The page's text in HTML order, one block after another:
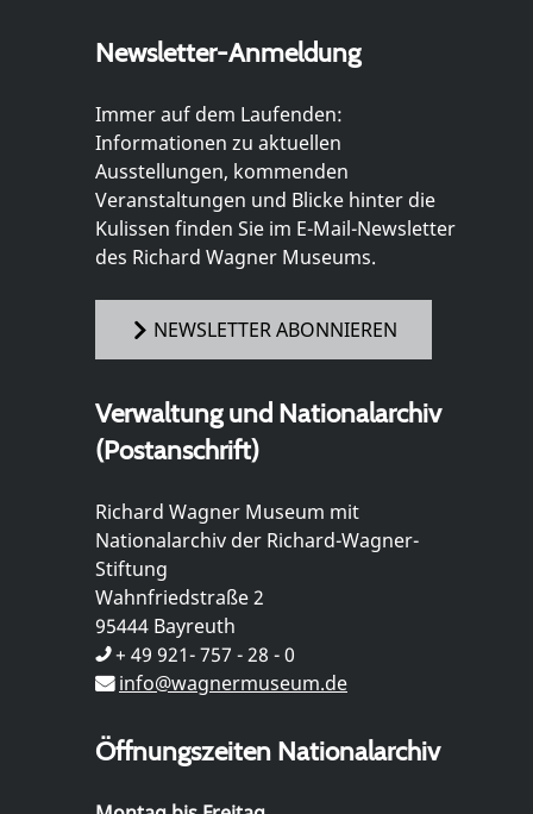
Newsletter-Anmeldung
Immer auf dem Laufenden:
Informationen zu aktuellen
Ausstellungen, kommenden
Veranstaltungen und Blicke hinter die
Kulissen finden Sie im E-Mail-Newsletter
des Richard Wagner Museums.
NEWSLETTER ABONNIEREN
Verwaltung und Nationalarchiv
(Postanschrift)
Richard Wagner Museum mit
Nationalarchiv der Richard-Wagner-
Stiftung
Wahnfriedstraße 2
95444 Bayreuth
+ 49 921- 757 - 28 - 0
info@wagnermuseum.de
Öffnungszeiten Nationalarchiv